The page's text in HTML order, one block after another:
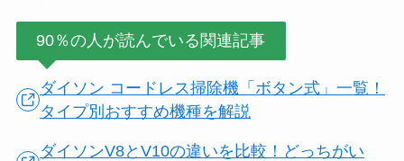
90％の人が読んでいる関連記事
ダイソン コードレス掃除機「ボタン式」一覧！
タイプ別おすすめ機種を解説
ダイソンV8とV10の違いを比較！どっちがい